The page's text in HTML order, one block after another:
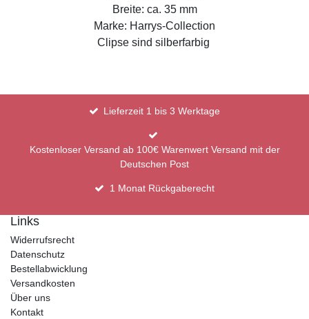
Breite: ca. 35 mm
Marke: Harrys-Collection
Clipse sind silberfarbig
Lieferzeit 1 bis 3 Werktage
Kostenloser Versand ab 100€ Warenwert Versand mit der
Deutschen Post
1 Monat Rückgaberecht
Links
Widerrufsrecht
Datenschutz
Bestellabwicklung
Versandkosten
Über uns
Kontakt